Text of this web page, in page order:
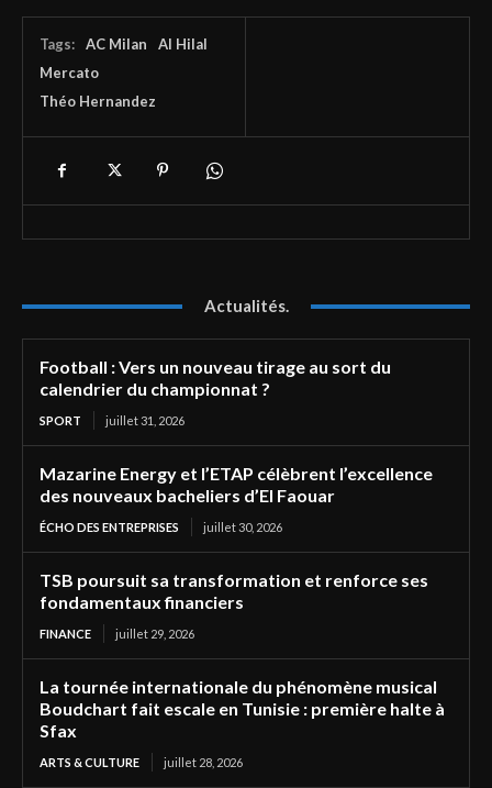
Tags: AC Milan
Al Hilal
Mercato
Théo Hernandez
Actualités.
Football : Vers un nouveau tirage au sort du
calendrier du championnat ?
SPORT juillet 31, 2026
Mazarine Energy et l’ETAP célèbrent l’excellence
des nouveaux bacheliers d’El Faouar
ÉCHO DES ENTREPRISES juillet 30, 2026
TSB poursuit sa transformation et renforce ses
fondamentaux financiers
FINANCE juillet 29, 2026
La tournée internationale du phénomène musical
Boudchart fait escale en Tunisie : première halte à
Sfax
ARTS & CULTURE juillet 28, 2026